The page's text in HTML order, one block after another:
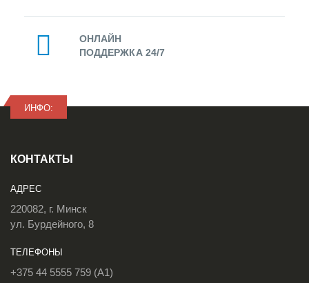
ОНЛАЙН
ПОДДЕРЖКА 24/7
ИНФО:
КОНТАКТЫ
АДРЕС
220082, г. Минск
ул. Бурдейного, 8
ТЕЛЕФОНЫ
+375 44 5555 759 (A1)